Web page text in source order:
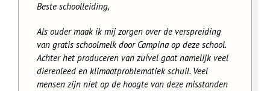
Beste schoolleiding,
Als ouder maak ik mij zorgen over de verspreiding
van gratis schoolmelk door Campina op deze school.
Achter het produceren van zuivel gaat namelijk veel
dierenleed en klimaatproblematiek schuil. Veel
mensen zijn niet op de hoogte van deze misstanden